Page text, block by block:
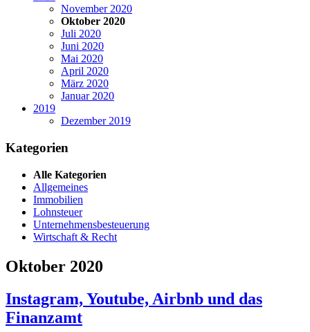
November 2020
Oktober 2020
Juli 2020
Juni 2020
Mai 2020
April 2020
März 2020
Januar 2020
2019
Dezember 2019
Kategorien
Alle Kategorien
Allgemeines
Immobilien
Lohnsteuer
Unternehmensbesteuerung
Wirtschaft & Recht
Oktober 2020
Instagram, Youtube, Airbnb und das
Finanzamt